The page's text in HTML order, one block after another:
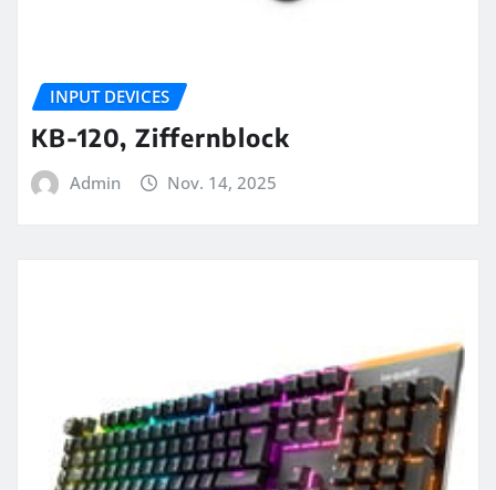
INPUT DEVICES
KB-120, Ziffernblock
Admin Nov. 14, 2025